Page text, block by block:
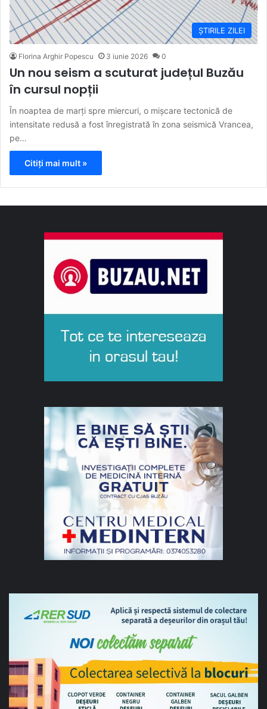
ȘTIRILE ZILEI
Florina Arghir Popescu 3 iunie 2026 0
Un nou seism a scuturat județul Buzău
în cursul nopții
În noaptea de marți spre miercuri, o mișcare tectonică de
intensitate redusă a fost înregistrată în zona seismică Vrancea,
pe…
Citiți mai mult »